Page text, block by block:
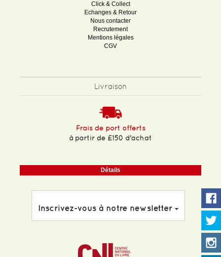
Click & Collect
Echanges & Retour
Nous contacter
Recrutement
Mentions légales
CGV
Livraison
Frais de port offerts
à partir de £150 d'achat
Détails
Inscrivez-vous à notre newsletter